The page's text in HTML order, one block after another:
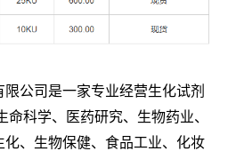
公司是一家专业经营生化试剂
命科学、医药研究、生物药业、
化、生物保健、食品工业、化妆